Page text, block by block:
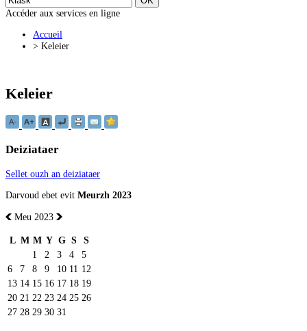
Accéder aux services en ligne
Accueil
> Keleier
Keleier
Deiziataer
Sellet ouzh an deiziataer
Darvoud ebet evit Meurzh 2023
Meu 2023
L M M Y G S
S
1
2 3 4
5
6
7 8 9 10 11 12
13 14 15 16 17 18 19
20 21 22 23 24 25 26
27 28 29 30 31